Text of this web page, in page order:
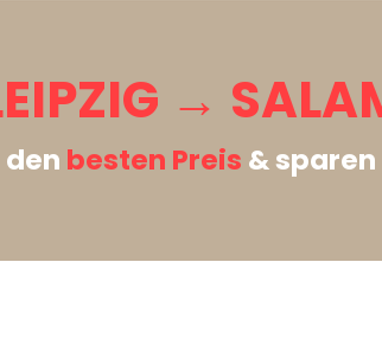
→
den besten Preis &